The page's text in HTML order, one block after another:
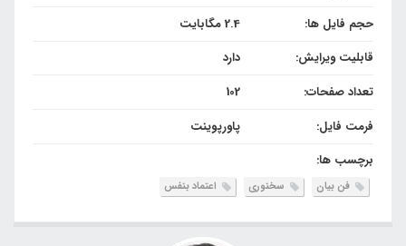
حجم فایل ها:
2.4 مگابایت
قابلیت ویرایش:
دارد
تعداد صفحات:
102
فرمت فایل:
پاورپوینت
برچسب ها:
فن بیان سخنوری اعتماد بنفس